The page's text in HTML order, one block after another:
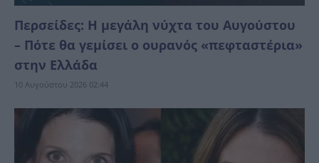
Περσείδες: Η μεγάλη νύχτα του Αυγούστου
– Πότε θα γεμίσει ο ουρανός «πεφταστέρια»
στην Ελλάδα
10 Αυγούστου 2026 02:44